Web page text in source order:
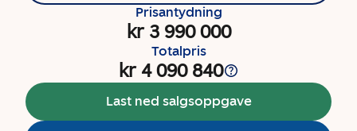
Prisantydning
kr 3 990 000
Totalpris
kr 4 090 840
Last ned salgsoppgave